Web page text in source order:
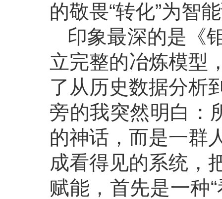
的敬畏“转化”为智
印象最深的是《
立完整的冶炼模型
了从历史数据分析
旁的我突然明白：
的神话，而是一群
成看得见的系统，
赋能，首先是一种